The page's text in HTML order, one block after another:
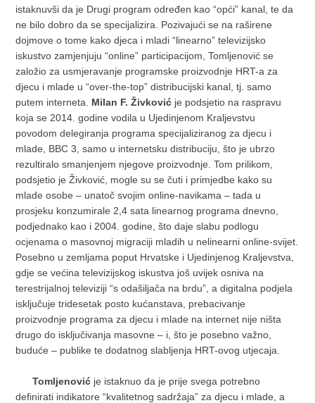
istaknuvši da je Drugi program određen kao “opći” kanal, te da
ne bilo dobro da se specijalizira. Pozivajući se na raširene
dojmove o tome kako djeca i mladi “linearno” televizijsko
iskustvo zamjenjuju “online” participacijom, Tomljenović se
založio za usmjeravanje programske proizvodnje HRT-a za
djecu i mlade u “over-the-top” distribucijski kanal, tj. samo
putem interneta. Milan F. Živković je podsjetio na raspravu
koja se 2014. godine vodila u Ujedinjenom Kraljevstvu
povodom delegiranja programa specijaliziranog za djecu i
mlade, BBC 3, samo u internetsku distribuciju, što je ubrzo
rezultiralo smanjenjem njegove proizvodnje. Tom prilikom,
podsjetio je Živković, mogle su se čuti i primjedbe kako su
mlade osobe – unatoč svojim online-navikama – tada u
prosjeku konzumirale 2,4 sata linearnog programa dnevno,
podjednako kao i 2004. godine, što daje slabu podlogu
ocjenama o masovnoj migraciji mladih u nelinearni online-svijet.
Posebno u zemljama poput Hrvatske i Ujedinjenog Kraljevstva,
gdje se većina televizijskog iskustva još uvijek osniva na
terestrijalnoj televiziji “s odašiljača na brdu”, a digitalna podjela
isključuje tridesetak posto kućanstava, prebacivanje
proizvodnje programa za djecu i mlade na internet nije ništa
drugo do isključivanja masovne – i, što je posebno važno,
buduće – publike te dodatnog slabljenja HRT-ovog utjecaja.
Tomljenović je istaknuo da je prije svega potrebno
definirati indikatore “kvalitetnog sadržaja” za djecu i mlade, a